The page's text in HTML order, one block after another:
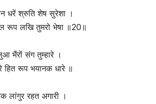
धरें श्रुति शेष सुरेशा ।
रूप लखि तुमरो भेषा ॥20॥
भैंरों संग तुम्हारे ।
हित रूप भयानक धारे ॥
लांगुर रहत अगारी ।